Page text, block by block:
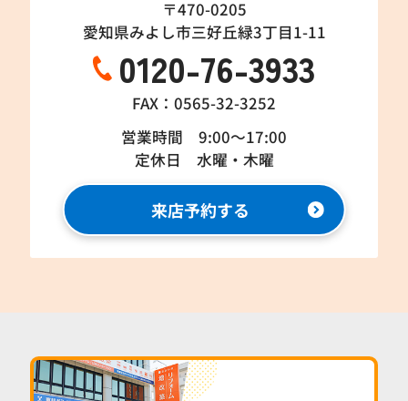
〒470-0205
愛知県みよし市三好丘緑3丁目1-11
0120-76-3933
FAX：0565-32-3252
営業時間 9:00～17:00
定休日 水曜・木曜
来店予約する